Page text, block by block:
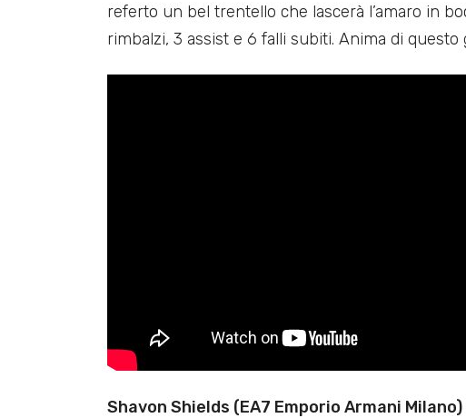
referto un bel trentello che lascerà l’amaro in
rimbalzi, 3 assist e 6 falli subiti. Anima di questo
Shavon Shields (EA7 Emporio Armani Milano)